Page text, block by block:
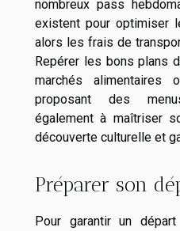
nombreux pass
existent pour optimiser
alors les frais de
Repérer les bons plans
marchés alimentaires
proposant des
également à maîtriser
découverte culturelle et
Préparer son
Pour garantir un